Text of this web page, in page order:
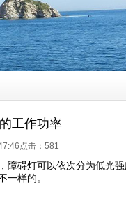
工作功率
点击： 581
障碍灯可以依次分为低光
一样的。